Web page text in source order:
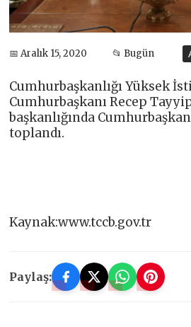
📅 Aralık 15, 2020 📂 Bugün
Cumhurbaşkanlığı Yüksek
Cumhurbaşkanı Recep
başkanlığında
toplandı.
Kaynak:www.tccb.gov.tr
Paylaş: